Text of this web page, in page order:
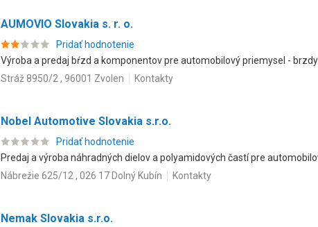
AUMOVIO Slovakia s. r. o.
Pridať hodnotenie
Výroba a predaj bŕzd a komponentov pre automobilový priemysel -
Stráž 8950/2 , 96001 Zvolen
Kontakty
Nobel Automotive Slovakia s.r.o.
Pridať hodnotenie
Predaj a výroba náhradných dielov a polyamidových častí pre
Nábrežie 625/12 , 026 17 Dolný Kubín
Kontakty
Nemak Slovakia s.r.o.